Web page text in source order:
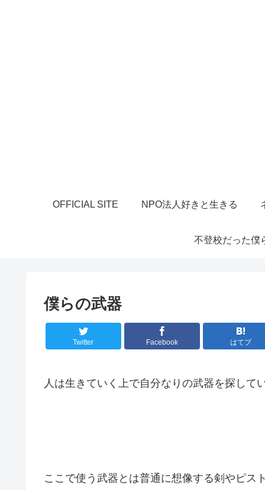
OFFICIAL SITE NPO法人好きと生きる
不登校だった僕
僕らの武器
Twitter Facebook はてブ
人は生きていく上で自分なりの武器を探して
ここで使う武器とは普通に想像する剣やピス